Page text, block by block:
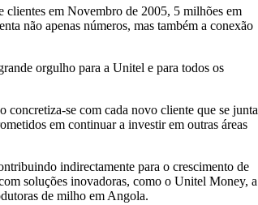
clientes em Novembro de 2005, 5 milhões em
não apenas números, mas também a conexão
orgulho para a Unitel e para todos os
concretiza-se com cada novo cliente que se junta
em continuar a investir em outras áreas
indirectamente para o crescimento de
soluções inovadoras, como o Unitel Money, a
de milho em Angola.